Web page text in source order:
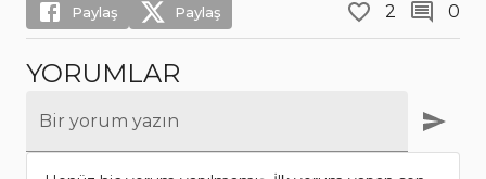
Paylaş Paylaş 2 0
YORUMLAR
Bir yorum yazın